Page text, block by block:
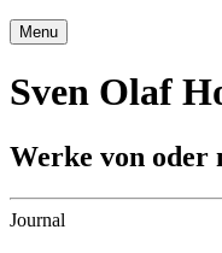
Menu
Sven Olaf
Werke von oder
Journal